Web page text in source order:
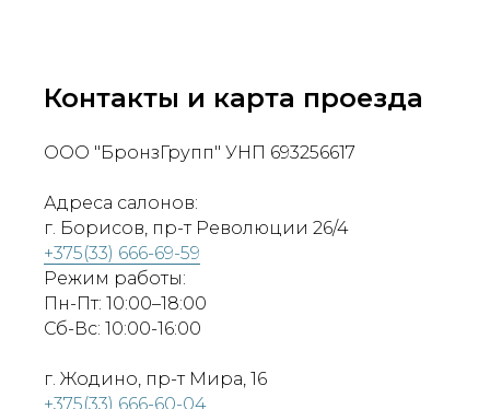
Контакты и карта проезда
ООО "БронзГрупп" УНП 693256617
Адреса салонов:
г. Борисов, пр-т Революции 26/4
+375(33) 666-69-59
Режим работы:
Пн-Пт: 10:00–18:00
Сб-Вс: 10:00-16:00
г. Жодино, пр-т Мира, 16
+375(33) 666-60-04